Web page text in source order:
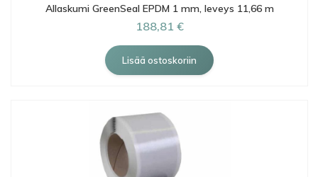
Allaskumi GreenSeal EPDM 1 mm, leveys 11,66 m
188,81 €